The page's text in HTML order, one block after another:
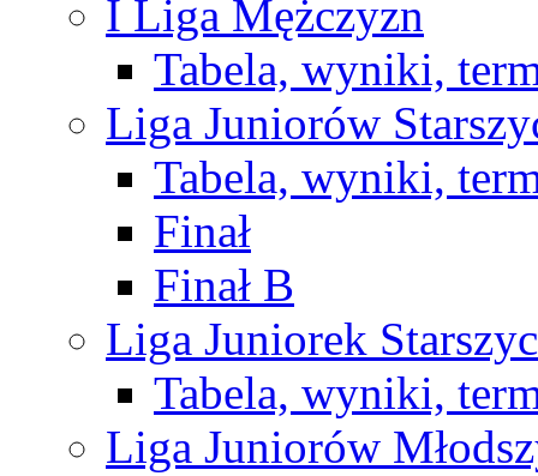
I Liga Mężczyzn
Tabela, wyniki,
Liga Juniorów
Tabela, wyniki,
Finał
Finał B
Liga Juniorek
Tabela, wyniki,
Liga Juniorów